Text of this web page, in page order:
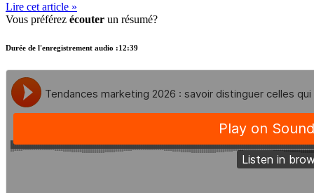
Lire cet article »
Vous préférez écouter un résumé?
Durée de l'enregistrement audio :12:39